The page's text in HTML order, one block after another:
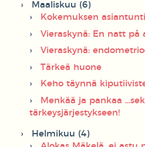
Maaliskuu (6)
Kokemuksen
Vieraskynä: En natt på
Vieraskynä:
Tärkeä huone
Keho täynnä
Menkää ja pankaa
tärkeysjärjestykseen!
Helmikuu (4)